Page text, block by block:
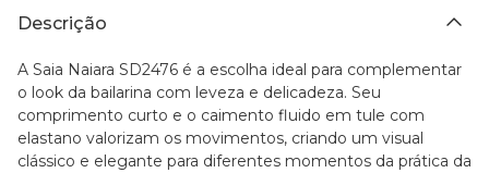
Descrição
A Saia Naiara SD2476 é a escolha ideal para complementar
o look da bailarina com leveza e delicadeza. Seu
comprimento curto e o caimento fluido em tule com
elastano valorizam os movimentos, criando um visual
clássico e elegante para diferentes momentos da prática da